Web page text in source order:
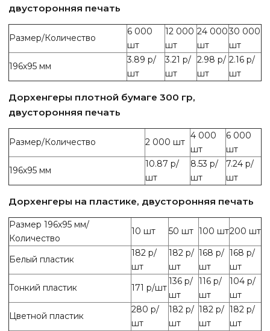
двусторонняя печать
Размер/Количество
6 000
шт
12 000
шт
24 000
шт
30 000
шт
196х95 мм
3.89 р/
шт
3.21 р/
шт
2.98 р/
шт
2.16 р/
шт
Дорхенгеры плотной бумаге 300 гр,
двусторонняя печать
Размер/Количество 2 000 шт
4 000
шт
6 000
шт
196х95 мм
10.87 р/
шт
8.53 р/
шт
7.24 р/
шт
Дорхенгеры на пластике, двусторонняя печать
Размер 196х95 мм/
Количество
10 шт 50 шт 100 шт200 шт
Белый пластик
182 р/
шт
182 р/
шт
168 р/
шт
168 р/
шт
Тонкий пластик
171 р/шт
136 р/
шт
116 р/
шт
104 р/
шт
Цветной пластик
280 р/
шт
182 р/
шт
182 р/
шт
182 р/
шт